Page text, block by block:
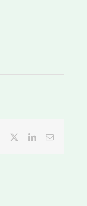
Facebook
TwitterLinkedInEmail: